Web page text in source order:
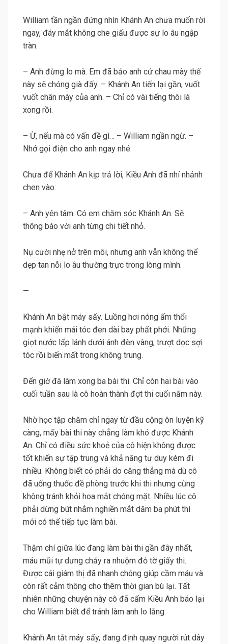
William tần ngần đứng nhìn Khánh An chưa muốn rời
ngay, đáy mắt không che giấu được sự lo âu ngập
tràn.
– Anh đừng lo mà. Em đã bảo anh cứ chau mày thế
này sẽ chóng già đấy. – Khánh An tiến lại gần, vuốt
vuốt chân mày của anh. – Chỉ có vài tiếng thôi là
xong rồi.
– Ừ, nếu mà có vấn đề gì… – William ngần ngừ. –
Nhớ gọi điện cho anh ngay nhé.
Chưa để Khánh An kịp trả lời, Kiều Anh đã nhí nhảnh
chen vào:
– Anh yên tâm. Có em chăm sóc Khánh An. Sẽ
thông báo với anh từng chi tiết nhỏ.
Nụ cười nhẹ nở trên môi, nhưng anh vẫn không thể
dẹp tan nỗi lo âu thường trực trong lòng mình.
—
Khánh An bật máy sấy. Luồng hơi nóng ấm thổi
mạnh khiến mái tóc đen dài bay phất phới. Những
giọt nước lấp lánh dưới ánh đèn vàng, trượt dọc sợi
tóc rồi biến mất trong không trung.
Đến giờ đã làm xong ba bài thi. Chỉ còn hai bài vào
cuối tuần sau là cô hoàn thành đợt thi cuối năm này.
Nhờ học tập chăm chỉ ngay từ đầu cộng ôn luyện kỹ
càng, mấy bài thi này chẳng làm khó được Khánh
An. Chỉ có điều sức khoẻ của cô hiện không được
tốt khiến sự tập trung và khả năng tư duy kém đi
nhiều. Không biết có phải do căng thẳng mà dù cô
đã uống thuốc đề phòng trước khi thi nhưng cũng
không tránh khỏi hoa mắt chóng mặt. Nhiều lúc cô
phải dừng bút nhắm nghiền mắt dăm ba phút thì
mới có thể tiếp tục làm bài.
Thậm chí giữa lúc đang làm bài thi gần đây nhất,
máu mũi tự dưng chảy ra nhuộm đỏ tờ giấy thi.
Được cái giám thị đã nhanh chóng giúp cầm máu và
còn rất cảm thông cho thêm thời gian bù lại. Tất
nhiên những chuyện này cô đã cấm Kiều Anh báo lại
cho William biết để tránh làm anh lo lắng.
Khánh An tắt máy sấy, đang định quay người rút dây